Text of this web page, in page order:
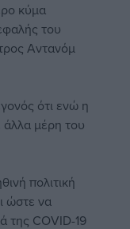
κύμα
του
Αντανόμ
ότι ενώ η
μέρη του
πολιτική
ώστε να
της COVID-19